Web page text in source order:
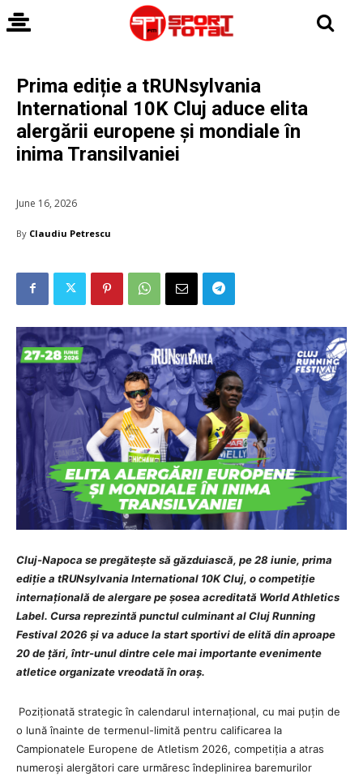
Prima ediție a tRUNsylvania
International 10K Cluj aduce elita
alergării europene și mondiale în
inima Transilvaniei
June 16, 2026
By Claudiu Petrescu
Cluj-Napoca se pregătește să găzduiască, pe 28 iunie, prima
ediție a tRUNsylvania International 10K Cluj, o competiție
internațională de alergare pe șosea acreditată World Athletics
Label. Cursa reprezintă punctul culminant al Cluj Running
Festival 2026 și va aduce la start sportivi de elită din aproape
20 de țări, într-unul dintre cele mai importante evenimente
atletice organizate vreodată în oraș.
Poziționată strategic în calendarul internațional, cu mai puțin de
o lună înainte de termenul-limită pentru calificarea la
Campionatele Europene de Atletism 2026, competiția a atras
numeroși alergători care urmăresc îndeplinirea baremurilor